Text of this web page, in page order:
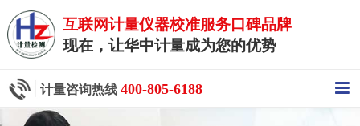
互联网计量仪器校准服务口碑品牌
现在，让华中计量成为您的优势
计量咨询热线 400-805-6188